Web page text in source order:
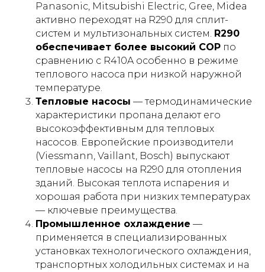
Panasonic, Mitsubishi Electric, Gree, Midea
активно переходят на R290 для сплит-
систем и мультизональных систем. R290
обеспечивает более высокий COP по
сравнению с R410A особенно в режиме
теплового насоса при низкой наружной
температуре.
Тепловые насосы — термодинамические
характеристики пропана делают его
высокоэффективным для тепловых
насосов. Европейские производители
(Viessmann, Vaillant, Bosch) выпускают
тепловые насосы на R290 для отопления
зданий. Высокая теплота испарения и
хорошая работа при низких температурах
— ключевые преимущества.
Промышленное охлаждение —
применяется в специализированных
установках технологического охлаждения,
транспортных холодильных системах и на